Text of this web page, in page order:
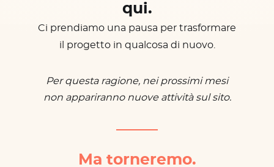
qui.
Ci prendiamo una pausa per trasformare
il progetto in qualcosa di nuovo.
Per questa ragione, nei prossimi mesi
non appariranno nuove attività sul sito.
Ma torneremo.